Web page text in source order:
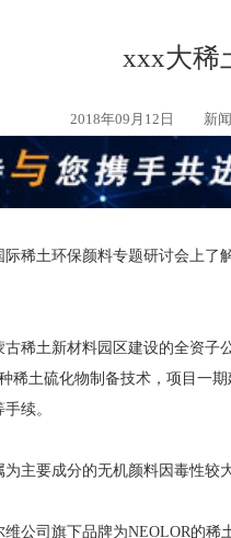
xxx大稀
2018年09月12日 新闻
稀土环保颜料专题研讨会上
稀土新材料园区建设的全资
稀土硫化物制备技术，项目一
续。
主要成分的无机颜料因毒性
公司旗下品牌为NEOLOR的